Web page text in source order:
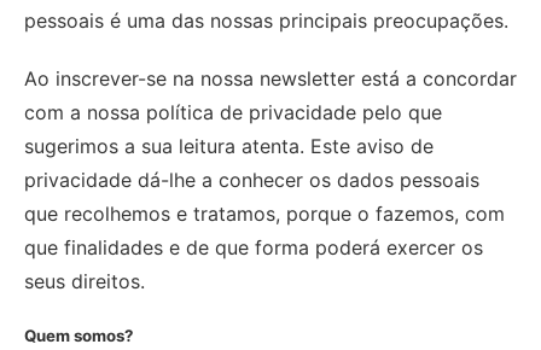
pessoais é uma das nossas principais preocupações.
Ao inscrever-se na nossa newsletter está a concordar
com a nossa política de privacidade pelo que
sugerimos a sua leitura atenta. Este aviso de
privacidade dá-lhe a conhecer os dados pessoais
que recolhemos e tratamos, porque o fazemos, com
que finalidades e de que forma poderá exercer os
seus direitos.
Quem somos?